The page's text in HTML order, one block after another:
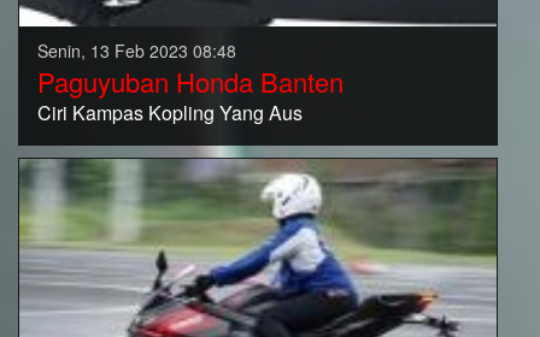
Senin, 13 Feb 2023 08:48
Paguyuban Honda Banten
Ciri Kampas Kopling Yang Aus